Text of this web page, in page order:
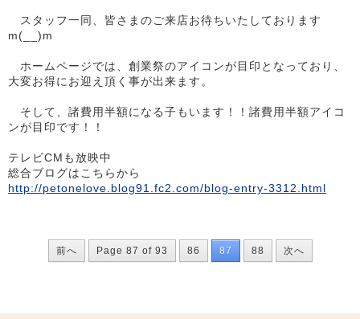
スタッフ一同、皆さまのご来店お待ちいたしております
m(__)m
ホームページでは、創業祭のアイコンが目印となっており、
大変お得にお迎え頂く事が出来ます。
そして、諸費用半額になる子もいます！！諸費用半額アイコ
ンが目印です！！
テレビCMも放映中
総合ブログはこちらから
http://petonelove.blog91.fc2.com/blog-entry-3312.html
前へ Page 87 of 93 86 87 88 次へ